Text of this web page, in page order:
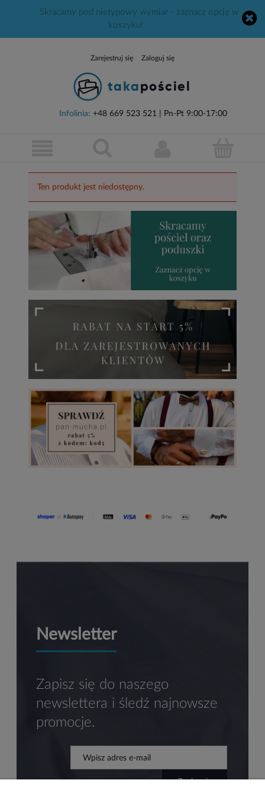
Skracamy pod nietypowy wymiar - zaznacz opcję w
koszyku!
Zarejestruj się Zaloguj się
Infolinia: +48 669 523 521 | Pn-Pt 9:00-17:00
Ten produkt jest niedostępny.
Newsletter
Zapisz się do naszego
newslettera i śledź najnowsze
promocje.
zapisz się